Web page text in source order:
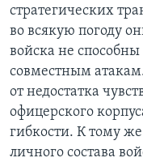
стратегических
во всякую погоду
войска не
совместным
от недостатка
офицерского
гибкости. К тому же
личного состава